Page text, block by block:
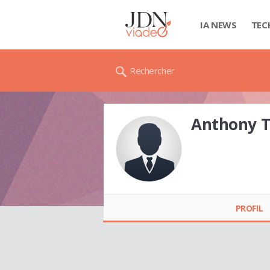
IA NEWS
Rechercher
Anthony
PROFIL